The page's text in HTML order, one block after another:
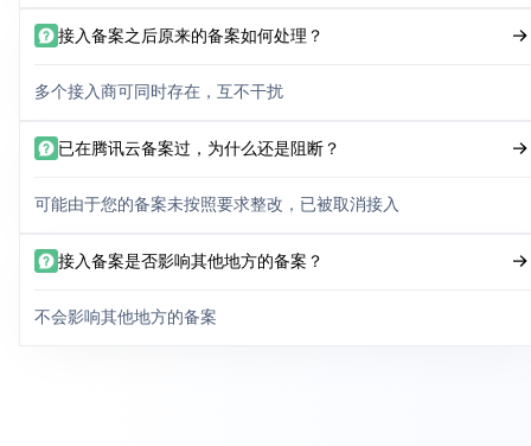
接入备案之后原来的备案如何处理？
多个接入商可同时存在，互不干扰
已在腾讯云备案过，为什么还是阻断？
可能由于您的备案未按照要求整改，已被取消接入
接入备案是否影响其他地方的备案？
不会影响其他地方的备案